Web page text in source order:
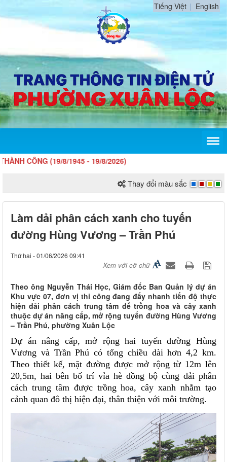
Tiếng Việt English
CÔNG (19/8/1945 - 19/8/2026)
Thay đổi màu sắc
Làm dải phân cách xanh cho tuyến
đường Hùng Vương – Trần Phú
Thứ hai - 01/06/2026 09:41
Xem với cỡ chữ
Theo ông Nguyễn Thái Học, Giám đốc Ban Quản lý dự án
Khu vực 07, đơn vị thi công đang đẩy nhanh tiến độ thực
hiện dải phân cách trung tâm để trồng hoa và cây xanh
thuộc dự án nâng cấp, mở rộng tuyến đường Hùng Vương
– Trần Phú, phường Xuân Lộc
Dự án nâng cấp, mở rộng hai tuyến đường Hùng
Vương và Trần Phú có tổng chiều dài hơn 4,2 km.
Theo thiết kế, mặt đường được mở rộng từ 12m lên
20,5m, hai bên bố trí vỉa hè đồng bộ cùng dải phân
cách trung tâm được trồng hoa, cây xanh nhằm tạo
cảnh quan đô thị hiện đại, thân thiện với môi trường.